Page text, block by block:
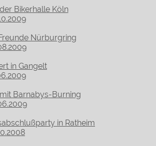
Bikerhalle Köln
Nürburgring
in Gangelt
Barnabys-Burning
in Ratheim